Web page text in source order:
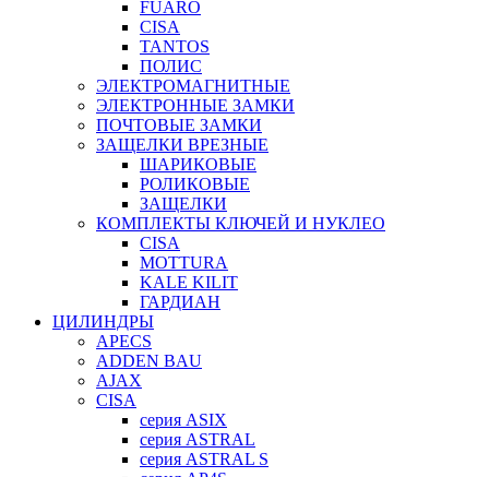
FUARO
CISA
TANTOS
ПОЛИС
ЭЛЕКТРОМАГНИТНЫЕ
ЭЛЕКТРОННЫЕ ЗАМКИ
ПОЧТОВЫЕ ЗАМКИ
ЗАЩЕЛКИ ВРЕЗНЫЕ
ШАРИКОВЫЕ
РОЛИКОВЫЕ
ЗАЩЕЛКИ
КОМПЛЕКТЫ КЛЮЧЕЙ И НУКЛЕО
CISA
MOTTURA
KALE KILIT
ГАРДИАН
ЦИЛИНДРЫ
APECS
ADDEN BAU
AJAX
CISA
серия ASIX
серия ASTRAL
серия ASTRAL S